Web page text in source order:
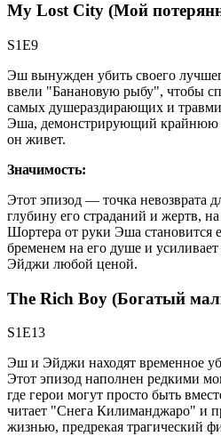
My Lost City (Мой
S1E9
Эш вынужден убить своего
ввели "Банановую рыбу", чтобы
самых душераздирающих и
Эша, демонстрирующий крайнюю
он живет.
Значимость:
Этот эпизод — точка невозврата
глубину его страданий и жертв,
Шортера от руки Эша
бременем на его душе и
Эйджи любой ценой.
The Rich Boy (Богатый
S1E13
Эш и Эйджи находят временное
Этот эпизод наполнен редкими
где герои могут просто быть
читает "Снега Килиманджаро" и
жизнью, предрекая трагический